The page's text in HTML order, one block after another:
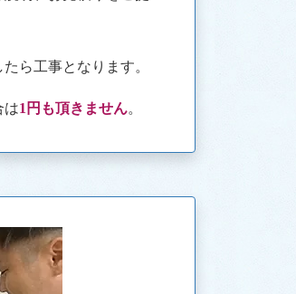
ら工事となります。
は1円も頂きません。